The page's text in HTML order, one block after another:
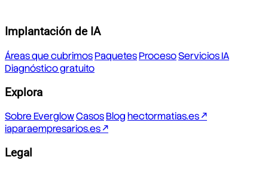
Implantación de IA
Áreas que cubrimosPaquetesProcesoServicios IA
Diagnóstico gratuito
Explora
Sobre EverglowCasosBloghectormatias.es ↗
iaparaempresarios.es ↗
Legal